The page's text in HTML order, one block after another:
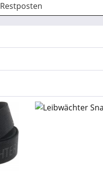
Restposten